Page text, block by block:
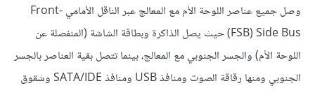
وصل جميع عناصر اللوحة الأم مع المعالج عبر الناقل الأمامي Front-
Side Bus ‏(FSB) حيث يصل الذاكرة وبطاقة الشاشة (المنفصلة عن
اللوحة الأم) والجسر الجنوبي مع المعالج، بينما تتصل بقية العناصر بالجسر
الجنوبي ومنها رقاقة الصوت ومنافذ USB ومنافذ SATA/IDE وشقوق